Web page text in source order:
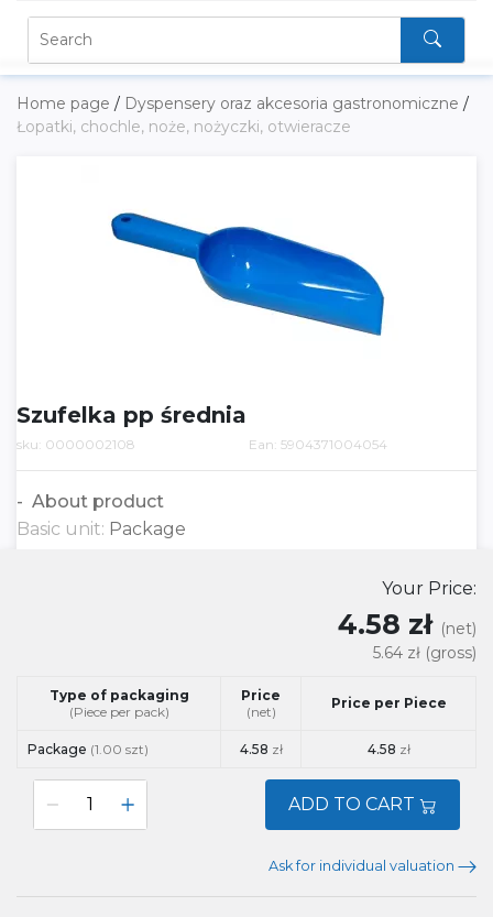
Home page / Dyspensery oraz akcesoria gastronomiczne /
Łopatki, chochle, noże, nożyczki, otwieracze
Szufelka pp średnia
sku: 0000002108 Ean: 5904371004054
About product
Basic unit: Package
Your Price:
4.58 zł (net)
5.64 zł (gross)
Type of packaging
(Piece per pack)
Price
(net)
Price per Piece
Package (1.00 szt) 4.58 zł 4.58 zł
ADD TO CART
Ask for individual valuation